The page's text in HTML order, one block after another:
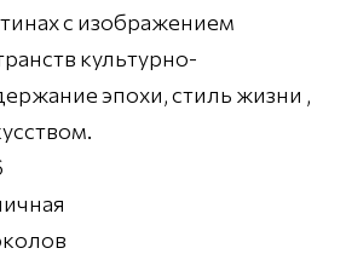
с изображением
культурно-
эпохи, стиль жизни ,